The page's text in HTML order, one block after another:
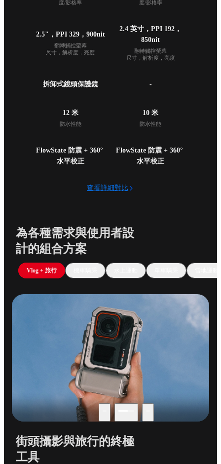
度/影格率 度/影格率
2.5"，PPI 329，900nit
翻轉觸控螢幕
尺寸，解析度，亮度
2.4 英寸，PPI 192，
850nit
翻轉觸控螢幕
尺寸，解析度，亮度
拆卸式鏡頭保護鏡 -
12 米
防水性能
10 米
防水性能
FlowState 防震 + 360°
水平校正
FlowState 防震 + 360°
水平校正
查看詳細對比
為各種需求與使用者設
計的組合方案
Vlog + 旅行
街頭攝影與旅行的終極
工具